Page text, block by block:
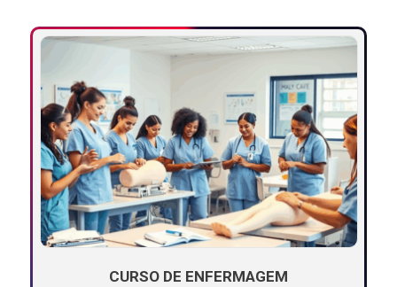
I
CURSO DE ENFERMAGEM